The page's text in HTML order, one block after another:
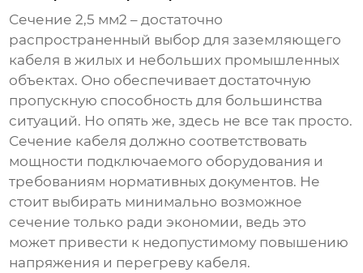
Сечение 2,5 мм2 – достаточно
распространенный выбор длязаземляющего
кабеля в жилых и небольших промышленных
объектах. Оно обеспечивает достаточную
пропускную способность для большинства
ситуаций. Но опять же, здесь не все так просто.
Сечение кабеля должно соответствовать
мощности подключаемого оборудования и
требованиям нормативных документов. Не
стоит выбирать минимально возможное
сечение только ради экономии, ведь это
может привести к недопустимому повышению
напряжения и перегреву кабеля.